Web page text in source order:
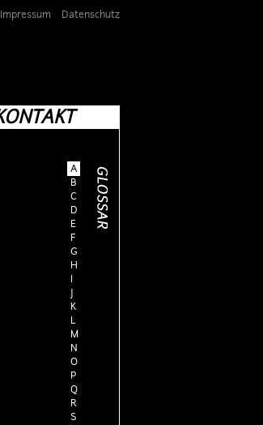
Impressum Datenschutz
A
B
C
D
E
F
G
H
I
J
K
L
M
N
O
P
Q
R
S